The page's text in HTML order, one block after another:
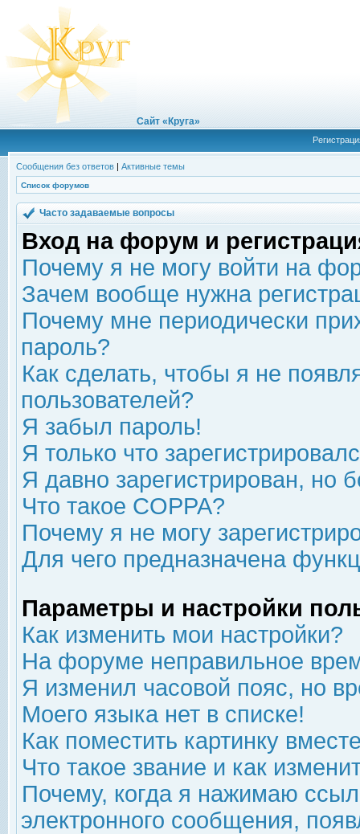
Сайт «Круга»
Сообщения без ответов | Активные темы
Список форумов
Часто задаваемые вопросы
Вход на форум и
Почему я не могу войти на
Зачем вообще нужна
Почему мне периодически
пароль?
Как сделать, чтобы я не
пользователей?
Я забыл пароль!
Я только что
Я давно зарегистрирован, но
Что такое COPPA?
Почему я не могу
Для чего предназначена
Параметры и настройки
Как изменить мои настройки?
На форуме неправильное
Я изменил часовой пояс, но
Моего языка нет в списке!
Как поместить картинку
Что такое звание и как
Почему, когда я нажимаю
электронного сообщения,